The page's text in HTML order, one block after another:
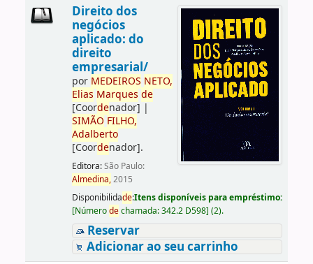
Direito dos
negócios
aplicado: do
direito
empresarial/
por MEDEIROS NETO,
Elias Marques de
[Coordenador] |
SIMÃO FILHO,
Adalberto
[Coordenador].
Editora:São Paulo:
Almedina,2015
Disponibilidade:Itens disponíveis para empréstimo:
[Númerodechamada:342.2 D598] (2).
Reservar
Adicionar ao seu carrinho